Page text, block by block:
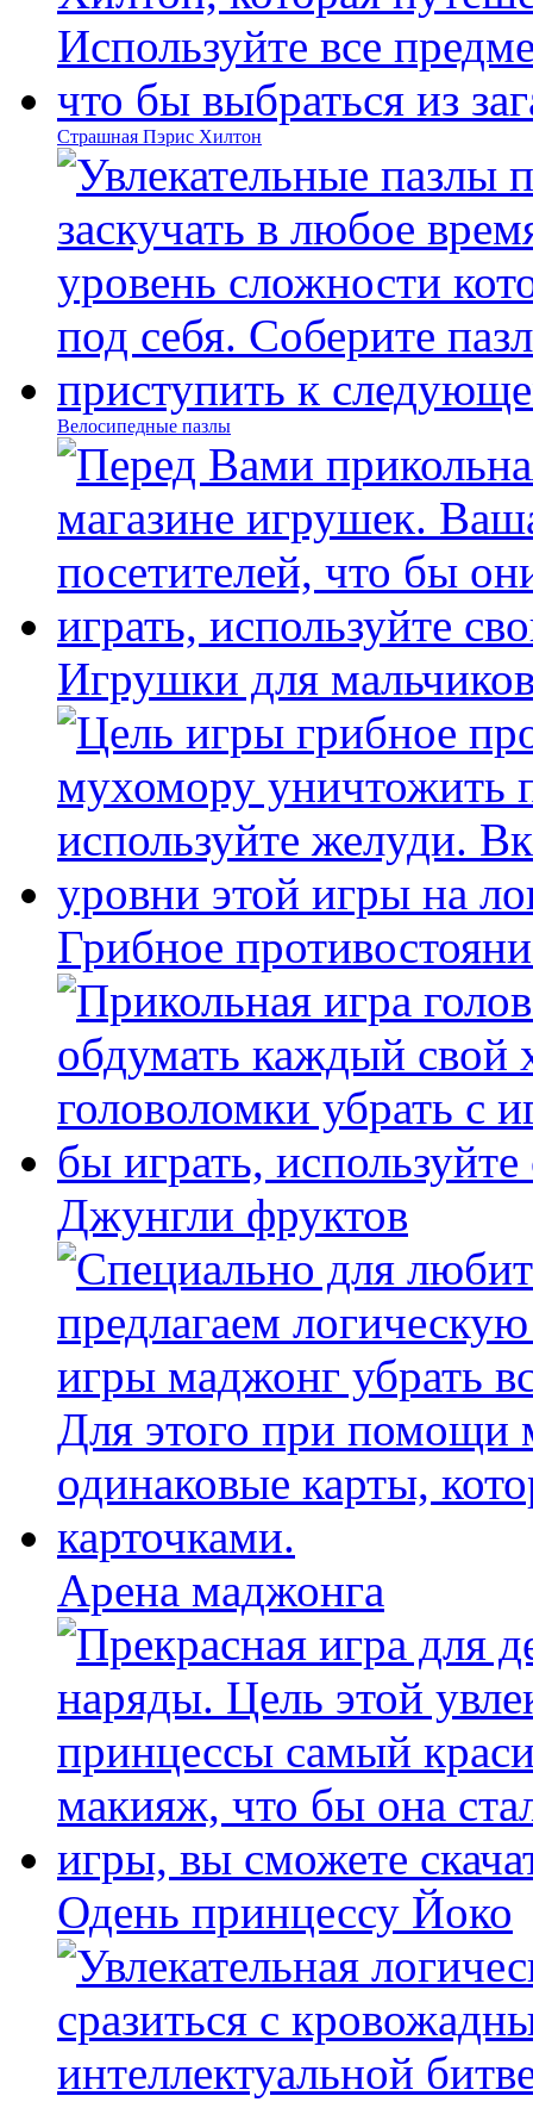
Страшная Пэрис Хилтон
Велосипедные пазлы
Игрушки для
Грибное
Джунгли фруктов
Арена маджонга
Одень принцессу Йоко